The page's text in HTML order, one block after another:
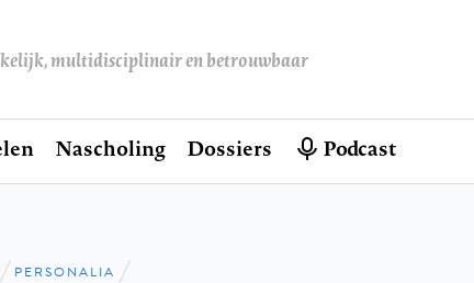
multidisciplinair en betrouwbaar
Nascholing Dossiers Podcast
PERSONALIA